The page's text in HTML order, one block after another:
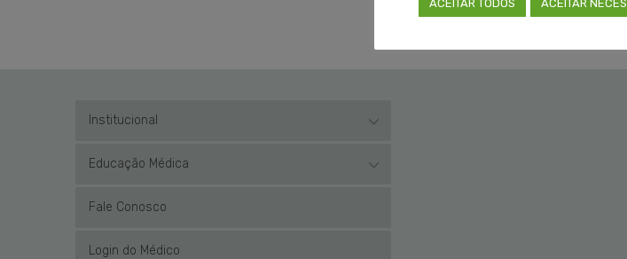
Institucional
Educação Médica
Fale Conosco
Login do Médico
ACEITAR TODOS ACEITAR